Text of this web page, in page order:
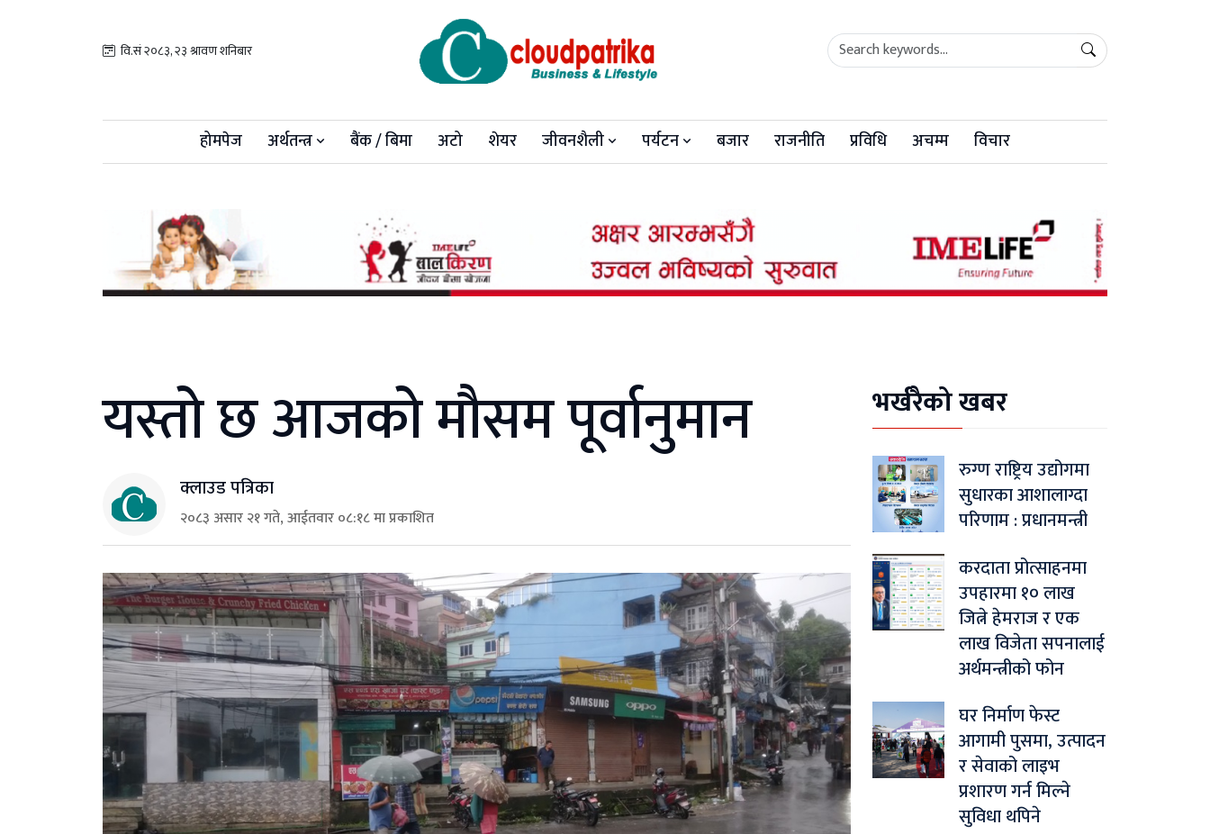
वि.सं २०८३, २३ श्रावण शनिबार
होमपेज अर्थतन्त्र बैंक / बिमा अटो शेयर जीवनशैली पर्यटन बजार राजनीति प्रविधि अचम्म विचार
यस्तो छ आजको मौसम पूर्वानुमान
क्लाउड पत्रिका
२०८३ असार २१ गते, आईतवार ०८:१८ मा प्रकाशित
भर्खरैको खबर
रुग्ण राष्ट्रिय उद्योगमा
सुधारका आशालाग्दा
परिणाम : प्रधानमन्त्री
करदाता प्रोत्साहनमा
उपहारमा १० लाख
जित्ने हेमराज र एक
लाख विजेता सपनालाई
अर्थमन्त्रीको फोन
घर निर्माण फेस्ट
आगामी पुसमा, उत्पादन
र सेवाको लाइभ
प्रशारण गर्न मिल्ने
सुविधा थपिने